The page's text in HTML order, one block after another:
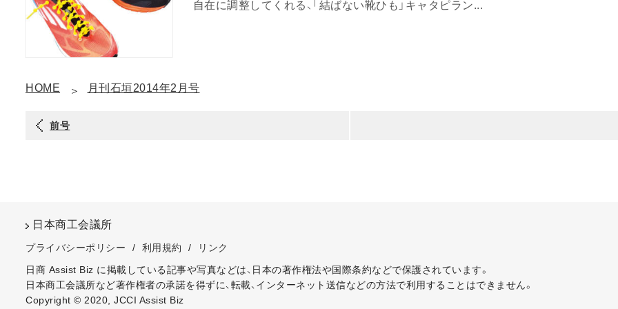
自在に調整してくれる、「結ばない靴ひも」キャタピラン...
HOME 月刊石垣2014年2月号
前号
日本商工会議所
プライバシーポリシー / 利用規約 /
リンク
日商 Assist Biz に掲載している記事や写真などは、日本の著作権法や国際条約などで保護されています。
日本商工会議所など著作権者の承諾を得ずに、転載、インターネット送信などの方法で利用することはできません。
Copyright © 2020, JCCI Assist Biz